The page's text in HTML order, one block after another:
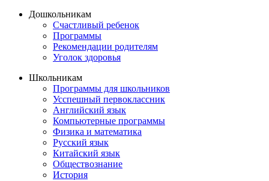
Дошкольникам
Счастливый ребенок
Программы
Рекомендации родителям
Уголок здоровья
Школьникам
Программы для школьников
Усспешный первоклассник
Английский язык
Компьютерные программы
Физика и математика
Русский язык
Китайский язык
Обществознание
История